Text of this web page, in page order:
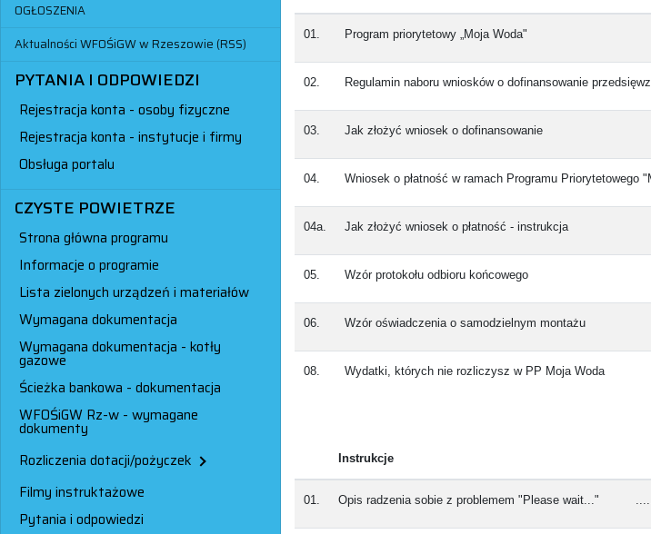
OGŁOSZENIA
Aktualności WFOŚiGW w Rzeszowie (RSS)
PYTANIA I ODPOWIEDZI
Rejestracja konta - osoby fizyczne
Rejestracja konta - instytucje i firmy
Obsługa portalu
CZYSTE POWIETRZE
Strona główna programu
Informacje o programie
Lista zielonych urządzeń i materiałów
Wymagana dokumentacja
Wymagana dokumentacja - kotły
gazowe
Ścieżka bankowa - dokumentacja
WFOŚiGW Rz-w - wymagane
dokumenty
Rozliczenia dotacji/pożyczek
Filmy instruktażowe
Pytania i odpowiedzi
01. Program priorytetowy „Moja Woda"
02. Regulamin naboru wniosków o dofinansowanie
03. Jak złożyć wniosek o dofinansowanie
04. Wniosek o płatność w ramach Programu Priorytetowego
04a. Jak złożyć wniosek o płatność - instrukcja
05. Wzór protokołu odbioru końcowego
06. Wzór oświadczenia o samodzielnym montażu
08. Wydatki, których nie rozliczysz w PP Moja Woda
Instrukcje
01. Opis radzenia sobie z problemem "Please wait..."